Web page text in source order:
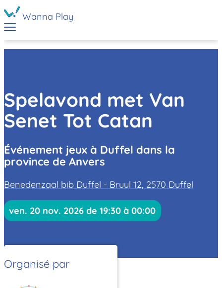
Wanna Play
Spelavond met Van
Senet Tot Catan
Événement jeux à Duffel dans la
province de Anvers
Benedenzaal bib Duffel - Bruul 12, 2570 Duffel
ven. 20 nov. 2026 de 19:30 à 00:00
Organisé par